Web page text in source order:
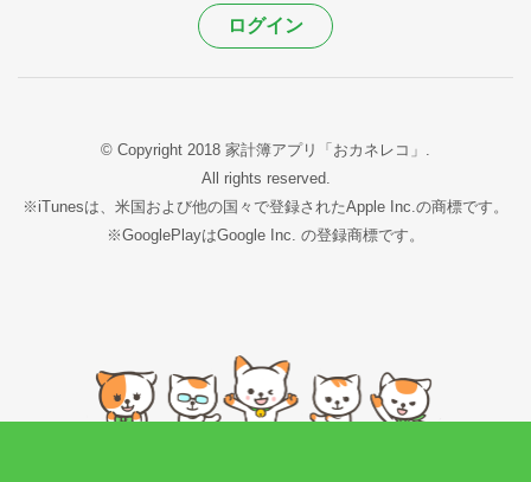
ログイン
© Copyright 2018 家計簿アプリ「おカネレコ」.
All rights reserved.
※iTunesは、米国および他の国々で登録されたApple Inc.の商標です。
※GooglePlayはGoogle Inc. の登録商標です。